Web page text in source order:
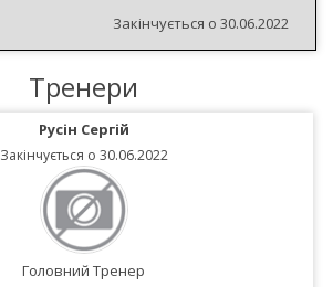
Закінчується о 30.06.2022
Тренери
Русін Сергій
Закінчується о 30.06.2022
Головний Тренер